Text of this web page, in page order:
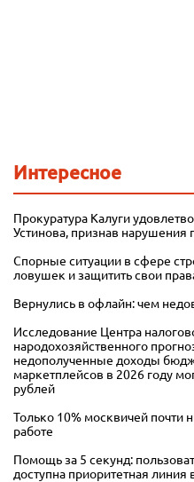
Интересное
Прокуратура Калуги
Устинова, признав нарушения
Спорные ситуации в сфере
ловушек и защитить свои
Вернулись в офлайн: чем
Исследование Центра
народохозяйственного
недополученные доходы
маркетплейсов в 2026 году
рублей
Только 10% москвичей почти
работе
Помощь за 5 секунд:
доступна приоритетная линия